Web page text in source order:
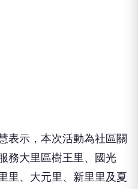
表示，本次活動為社區關
務大里區樹王里、國光
里、大元里、新里里及夏